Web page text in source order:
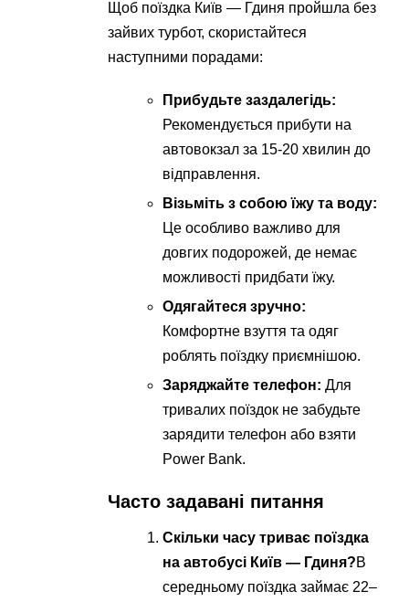
Щоб поїздка Київ — Гдиня пройшла без
зайвих турбот, скористайтеся
наступними порадами:
Прибудьте заздалегідь:
Рекомендується прибути на
автовокзал за 15-20 хвилин до
відправлення.
Візьміть з собою їжу та воду:
Це особливо важливо для
довгих подорожей, де немає
можливості придбати їжу.
Одягайтеся зручно:
Комфортне взуття та одяг
роблять поїздку приємнішою.
Заряджайте телефон: Для
тривалих поїздок не забудьте
зарядити телефон або взяти
Power Bank.
Часто задавані питання
Скільки часу триває поїздка
на автобусі Київ — Гдиня?В
середньому поїздка займає 22–